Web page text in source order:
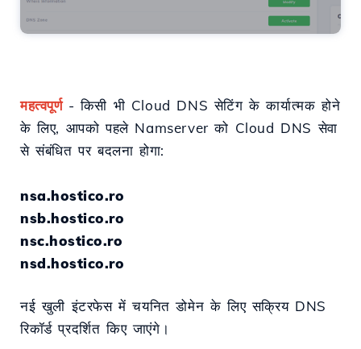
महत्वपूर्ण- किसी भी Cloud DNS सेटिंग के कार्यात्मक होने
के लिए, आपको पहले Namserver को Cloud DNS सेवा
से संबंधित पर बदलना होगा:
nsa.hostico.ro
nsb.hostico.ro
nsc.hostico.ro
nsd.hostico.ro
नई खुली इंटरफेस में चयनित डोमेन के लिए सक्रिय DNS
रिकॉर्ड प्रदर्शित किए जाएंगे।